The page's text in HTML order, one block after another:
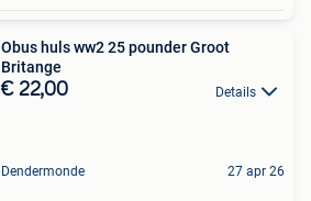
Obus huls ww2 25 pounder Groot
Britange
€ 22,00 Details
Dendermonde 27 apr 26